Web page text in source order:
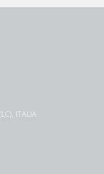
ITALIA